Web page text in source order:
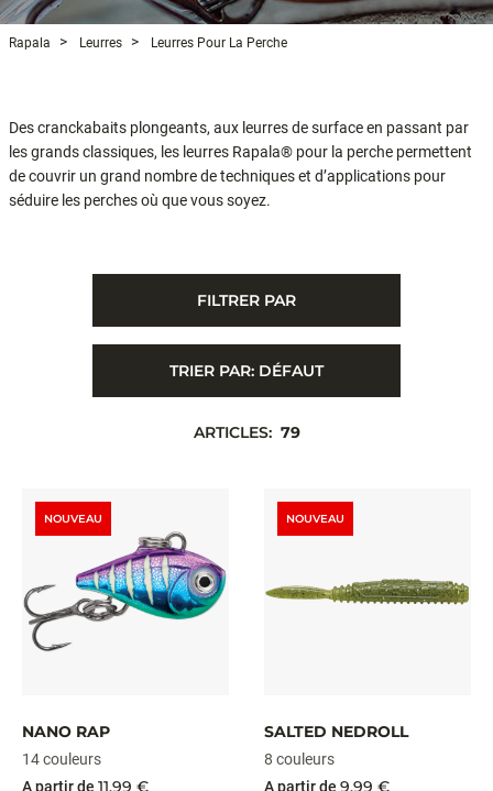
Rapala Leurres Leurres Pour La Perche
Des cranckabaits plongeants, aux leurres de surface en passant par
les grands classiques, les leurres Rapala® pour la perche permettent
de couvrir un grand nombre de techniques et d’applications pour
séduire les perches où que vous soyez.
FILTRER PAR
TRIER PAR: DÉFAUT
ARTICLES: 79
NOUVEAU
NANO RAP
14 couleurs
A partir de 11,99 €
NOUVEAU
SALTED NEDROLL
8 couleurs
A partir de 9,99 €